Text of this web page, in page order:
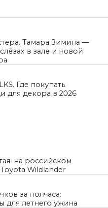
Тамара Зимина —
в зале и новой
Где покупать
для декора в 2026
на российском
Wildlander
за полчаса:
для летнего ужина